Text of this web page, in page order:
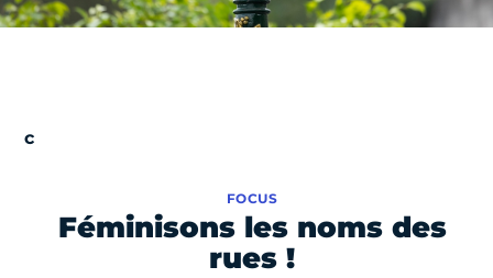
Féminisons les noms des
rues !
FOCUS